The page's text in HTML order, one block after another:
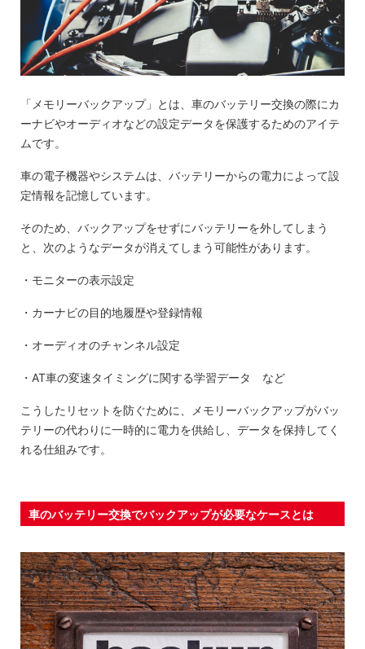
「メモリーバックアップ」とは、車のバッテリー交換の際にカ
ーナビやオーディオなどの設定データを保護するためのアイテ
ムです。
車の電子機器やシステムは、バッテリーからの電力によって設
定情報を記憶しています。
そのため、バックアップをせずにバッテリーを外してしまう
と、次のようなデータが消えてしまう可能性があります。
・モニターの表示設定
・カーナビの目的地履歴や登録情報
・オーディオのチャンネル設定
・AT車の変速タイミングに関する学習データ など
こうしたリセットを防ぐために、メモリーバックアップがバッ
テリーの代わりに一時的に電力を供給し、データを保持してく
れる仕組みです。
車のバッテリー交換でバックアップが必要なケースとは